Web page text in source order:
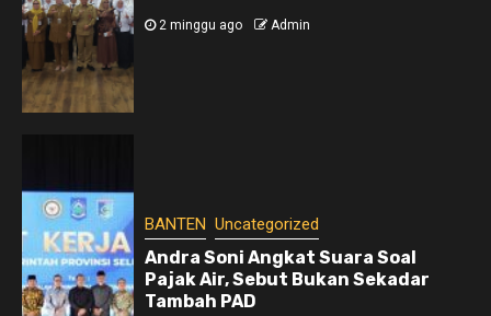
2 minggu ago Admin
BANTEN Uncategorized
Andra Soni Angkat Suara Soal
Pajak Air, Sebut Bukan Sekadar
Tambah PAD